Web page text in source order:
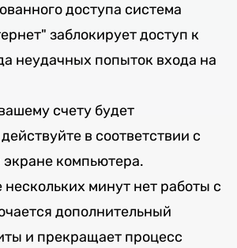
доступа система
заблокирует доступ к
неудачных попыток входа на
счету будет
в соответствии с
компьютера.
нескольких минут нет работы с
дополнительный
и прекращает процесс